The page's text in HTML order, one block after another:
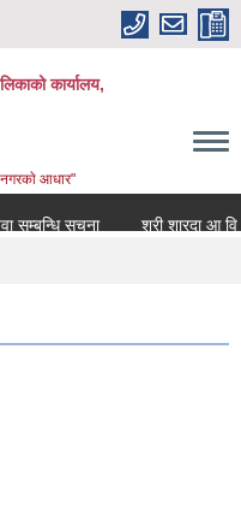
कार्यालय,
नगरकाे आधार"
सूचना
श्री शारदा आ वि